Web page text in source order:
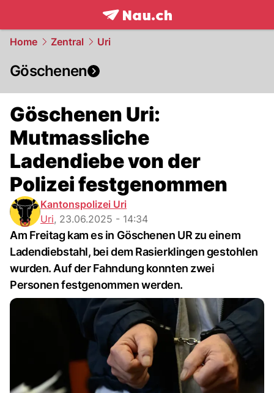
frontpage.NAU.ch
Home Zentral Uri
Göschenen
Göschenen Uri:
Mutmassliche
Ladendiebe von der
Polizei festgenommen
Kantonspolizei Uri
Uri, 23.06.2025 - 14:34
Am Freitag kam es in Göschenen UR zu einem
Ladendiebstahl, bei dem Rasierklingen gestohlen
wurden. Auf der Fahndung konnten zwei
Personen festgenommen werden.